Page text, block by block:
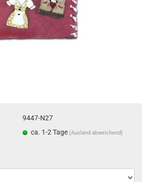
9447-N27
ca. 1-2 Tage (Ausland abweichend)